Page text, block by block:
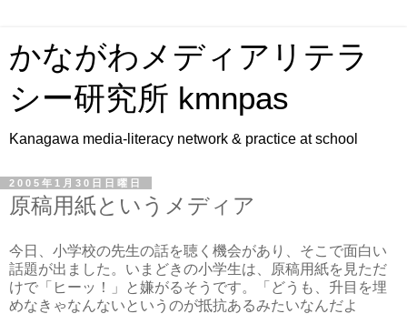
かながわメディアリテラ
シー研究所 kmnpas
Kanagawa media-literacy network & practice at school
2005年1月30日日曜日
原稿用紙というメディア
今日、小学校の先生の話を聴く機会があり、そこで面白い
話題が出ました。いまどきの小学生は、原稿用紙を見ただ
けで「ヒーッ！」と嫌がるそうです。「どうも、升目を埋
めなきゃなんないというのが抵抗あるみたいなんだよ